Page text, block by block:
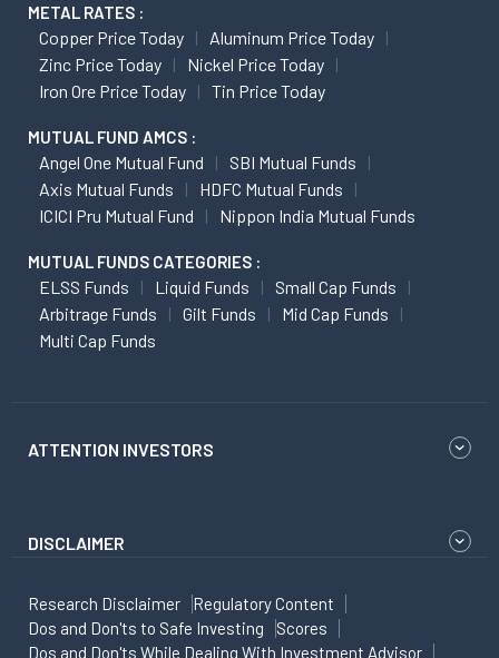
METAL RATES :
Copper Price Today
Aluminum Price Today
Zinc Price Today
Nickel Price Today
Iron Ore Price Today
Tin Price Today
MUTUAL FUND AMCS :
Angel One Mutual Fund
SBI Mutual Funds
Axis Mutual Funds
HDFC Mutual Funds
ICICI Pru Mutual Fund
Nippon India Mutual Funds
MUTUAL FUNDS CATEGORIES :
ELSS Funds Liquid Funds
Small Cap Funds
Arbitrage Funds
Gilt Funds
Mid Cap Funds
Multi Cap Funds
ATTENTION INVESTORS
DISCLAIMER
Research Disclaimer
Regulatory Content
Dos and Don'ts to Safe Investing
Scores
Dos and Don'ts While Dealing With Investment Advisor